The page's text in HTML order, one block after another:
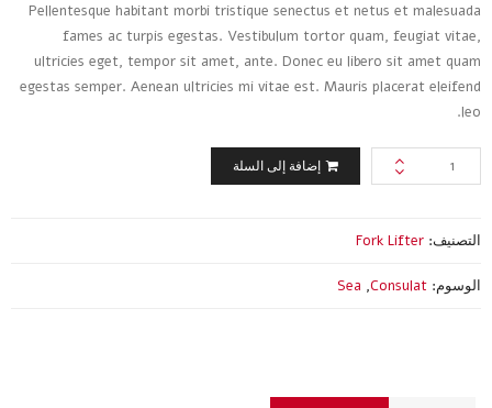
تقييم
عملاء
Pellentesque habitant morbi tristique senectus et netus et malesuada
fames ac turpis egestas. Vestibulum tortor quam, feugiat vitae,
ultricies eget, tempor sit amet, ante. Donec eu libero sit amet quam
egestas semper. Aenean ultricies mi vitae est. Mauris placerat eleifend
leo.
Hyster
إضافة إلى السلة
التصنيف: Fork Lifter
الوسوم: Consulat
,
Sea